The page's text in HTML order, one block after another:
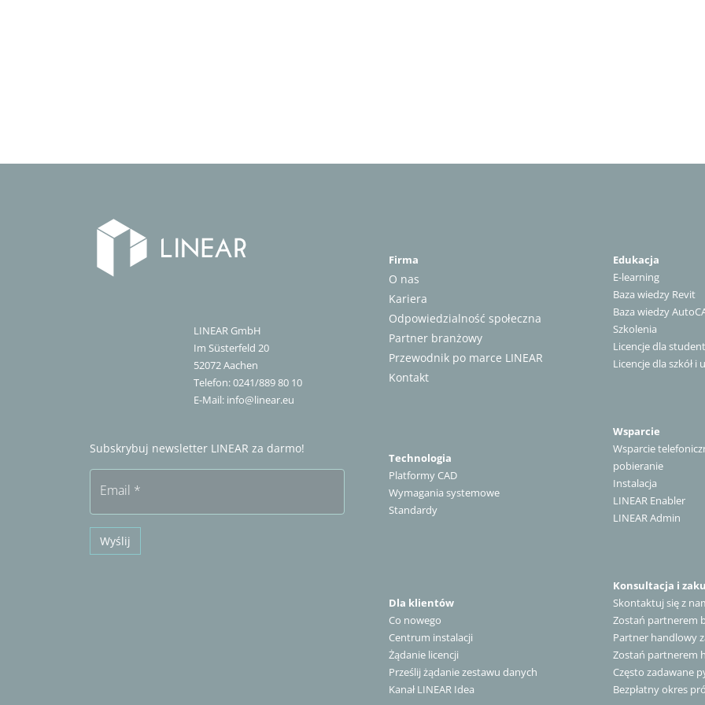
LINEAR GmbH
Im Süsterfeld 20
52072Aachen
Telefon:0241/889 80 10
E-Mail: info@linear.eu
Subskrybuj newsletter LINEAR za darmo!
Email *
Wyślij
Firma
O nas
Kariera
Odpowiedzialność społeczna
Partner branżowy
Przewodnik po marce LINEAR
Kontakt
Technologia
Platformy CAD
Wymagania systemowe
Standardy
Dla klientów
Co nowego
Centrum instalacji
Żądanie licencji
Prześlij żądanie zestawu danych
Kanał LINEAR Idea
Edukacja
E-learning
Baza wiedzy Revit
Baza wiedzy
Szkolenia
Licencje dla
Licencje dla szkół i
Wsparcie
Wsparcie
pobieranie
Instalacja
LINEAR Enabler
LINEAR Admin
Konsultacja i
Skontaktuj się z
Zostań partnerem
Partner handlowy
Zostań partnerem
Często zadawane
Bezpłatny okres